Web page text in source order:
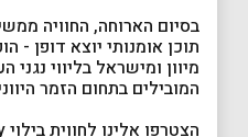
בסיום הארוחה, החוויה
תוכן אומנותי יוצא דופן -
מיוון ומישראל בליווי נגני
המובילים בתחום הזמר